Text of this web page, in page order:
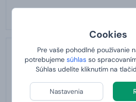
Cookies
Pre vaše pohodlné používanie
potrebujeme súhlas so
Súhlas udelíte kliknutím na
Nastavenia